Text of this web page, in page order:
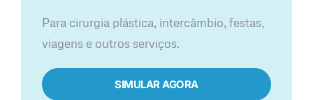
Para cirurgia plástica, intercâmbio, festas,
viagens e outros serviços.
SIMULAR AGORA